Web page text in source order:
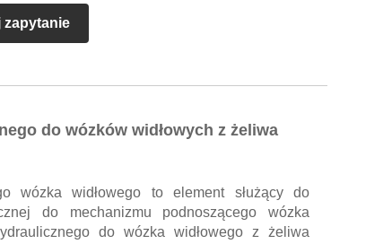
zapytanie
do wózków widłowych z żeliwa
wózka widłowego to element służący do
do mechanizmu podnoszącego wózka
do wózka widłowego z żeliwa